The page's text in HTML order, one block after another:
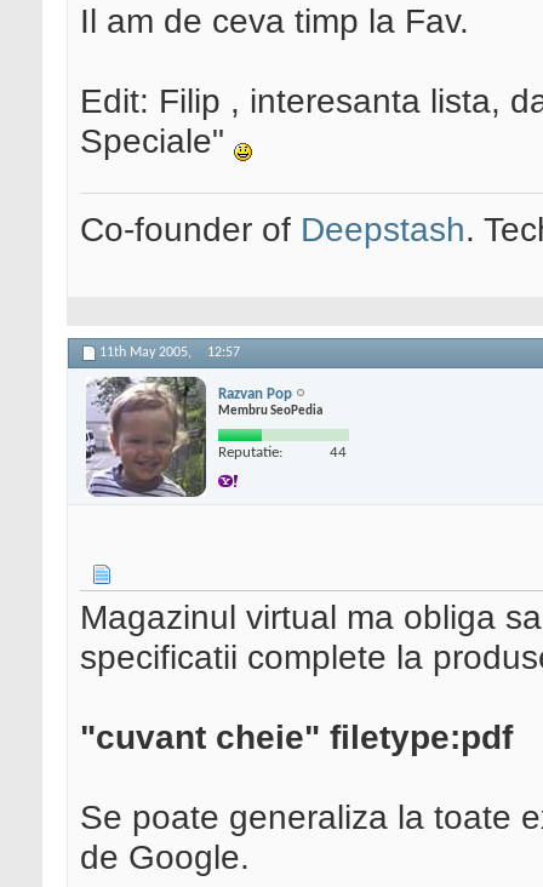
Il am de ceva timp la Fav.
Edit: Filip , interesanta lista,
Speciale"
Co-founder of Deepstash.
11th May 2005, 12:57
Razvan Pop
Membru SeoPedia
Reputatie: 44
Magazinul virtual ma obliga
specificatii complete la
"cuvant cheie" filetype:pdf
Se poate generaliza la toate
de Google.